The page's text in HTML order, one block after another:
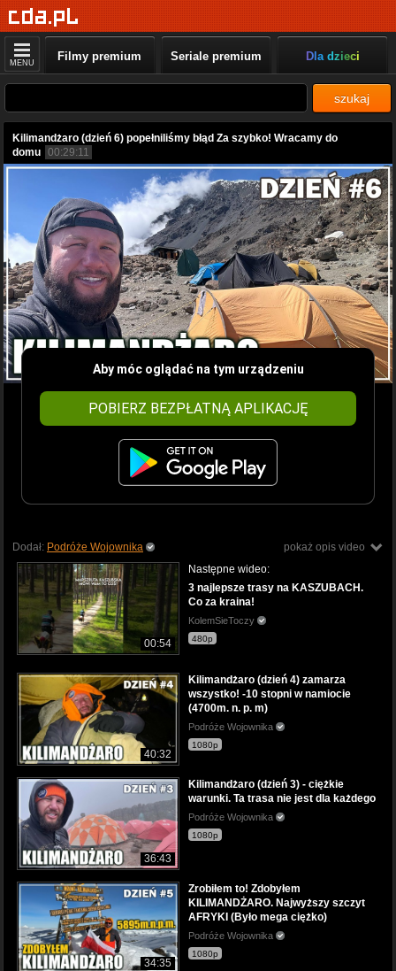
MENU Filmy premium Seriale premium Dla dzieci
szukaj
Kilimandżaro (dzień 6) popełniliśmy błąd Za szybko! Wracamy do
domu 00:29:11
Aby móc oglądać na tym urządzeniu
POBIERZ BEZPŁATNĄ APLIKACJĘ
pokaż opis video
Dodał: Podróże Wojownika
00:54
Następne wideo:
3 najlepsze trasy na KASZUBACH.
Co za kraina!
KolemSieToczy
480p
40:32
Kilimandżaro (dzień 4) zamarza
wszystko! -10 stopni w namiocie
(4700m. n. p. m)
Podróże Wojownika
1080p
36:43
Kilimandżaro (dzień 3) - ciężkie
warunki. Ta trasa nie jest dla każdego
Podróże Wojownika
1080p
34:35
Zrobiłem to! Zdobyłem
KILIMANDŻARO. Najwyższy szczyt
AFRYKI (Było mega ciężko)
Podróże Wojownika
1080p